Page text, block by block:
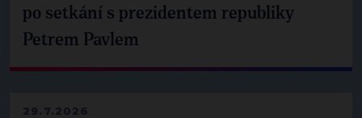
po setkání s prezidentem republiky
Petrem Pavlem
29.7.2026